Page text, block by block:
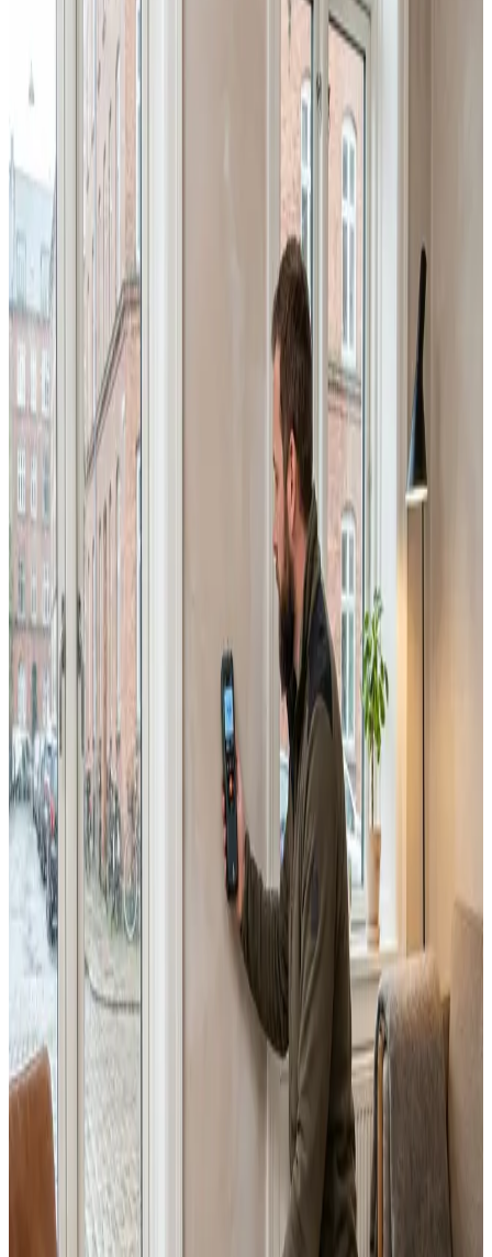
Få tilbud på ventilation i
Skanderborg
Et godt tilbud på ventilation i Skanderborg starter her.
Du får fast pris på anlæg, montering og dokumentation
— gratis at indhente og helt uforpligtende.
Alle ventilationsmærker
Fast pris uden overraskelser